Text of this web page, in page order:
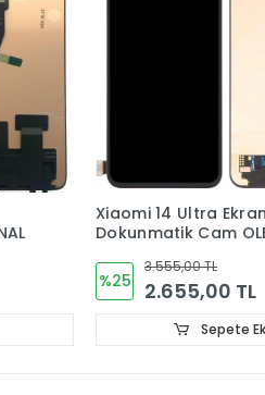
Xiaomi 13 Ultra Ekran
Dokunmatik Cam
%24
3.510,00 TL
2.655,00 TL
Sepete